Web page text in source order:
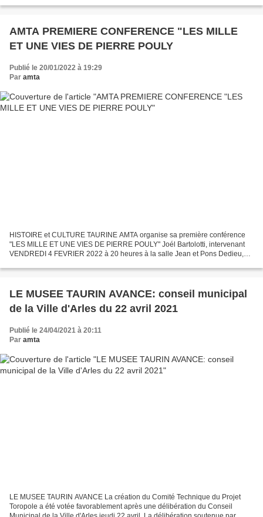
AMTA PREMIERE CONFERENCE "LES MILLE
ET UNE VIES DE PIERRE POULY
Publié le 20/01/2022 à 19:29
Par amta
HISTOIRE et CULTURE TAURINE AMTA organise sa première conférence
"LES MILLE ET UNE VIES DE PIERRE POULY" Joél Bartolotti, intervenant
VENDREDI 4 FEVRIER 2022 à 20 heures à la salle Jean et Pons Dedieu,
LE MUSEE TAURIN AVANCE: conseil municipal
de la Ville d'Arles du 22 avril 2021
Publié le 24/04/2021 à 20:11
Par amta
LE MUSEE TAURIN AVANCE La création du Comité Technique du Projet
Toropole a été votée favorablement après une délibération du Conseil